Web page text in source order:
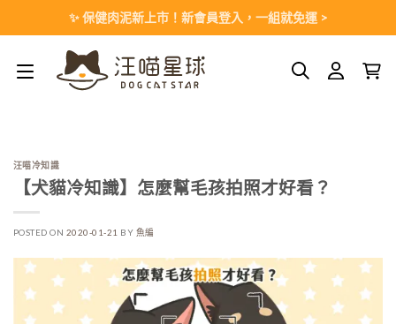
✨ 保健肉泥新上市！新會員登入，一組就免運 >
汪喵冷知識
【犬貓冷知識】怎麼幫毛孩拍照才好看？
POSTED ON 2020-01-21 BY 魚編